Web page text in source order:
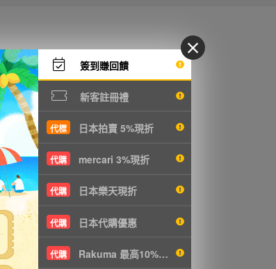
簽到賺回饋
新客註冊禮
代標 日本拍賣 5%現折
代購 mercari 3%現折
代購 日本樂天現折
代購 日本代購優惠
代購 Rakuma 最高10%現折
拍賣